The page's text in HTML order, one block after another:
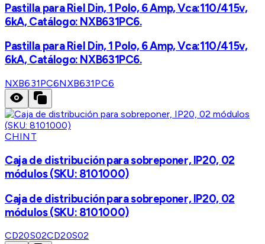
Pastilla para Riel Din, 1 Polo, 6 Amp, Vca:110/415v,
6kA, Catálogo: NXB631PC6.
Pastilla para Riel Din, 1 Polo, 6 Amp, Vca:110/415v,
6kA, Catálogo: NXB631PC6.
NXB631PC6NXB631PC6
CHINT
Caja de distribución para sobreponer, IP20, 02
módulos (SKU: 8101000)
Caja de distribución para sobreponer, IP20, 02
módulos (SKU: 8101000)
CD20S02CD20S02